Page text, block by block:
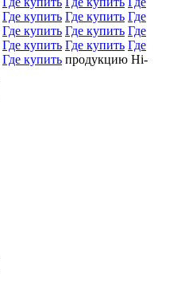
Где купить Где купить Где
Где купить Где купить Где
Где купить Где купить Где
Где купить продукцию Hi-